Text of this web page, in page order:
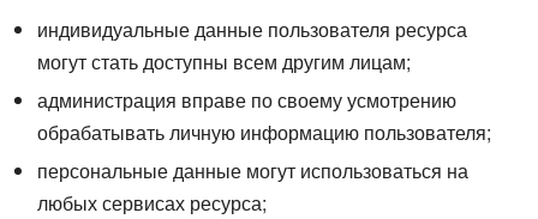
индивидуальные данные пользователя ресурса
могут стать доступны всем другим лицам;
администрация вправе по своему усмотрению
обрабатывать личную информацию пользователя;
персональные данные могут использоваться на
любых сервисах ресурса;